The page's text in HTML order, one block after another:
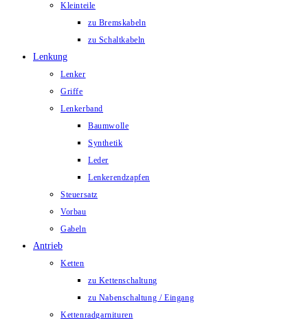
Kleinteile
zu Bremskabeln
zu Schaltkabeln
Lenkung
Lenker
Griffe
Lenkerband
Baumwolle
Synthetik
Leder
Lenkerendzapfen
Steuersatz
Vorbau
Gabeln
Antrieb
Ketten
zu Kettenschaltung
zu Nabenschaltung / Eingang
Kettenradgarnituren